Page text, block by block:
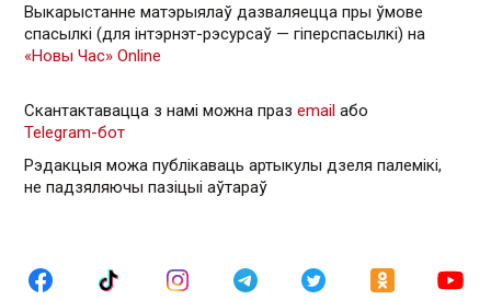
Выкарыстанне матэрыялаў дазваляецца пры ўмове
спасылкі (для інтэрнэт-рэсурсаў — гiперспасылкi) на
«Новы Час» Online
Скантактавацца з намі можна праз email або
Telegram-бот
Рэдакцыя можа публікаваць артыкулы дзеля палемікі,
не падзяляючы пазіцыі аўтараў